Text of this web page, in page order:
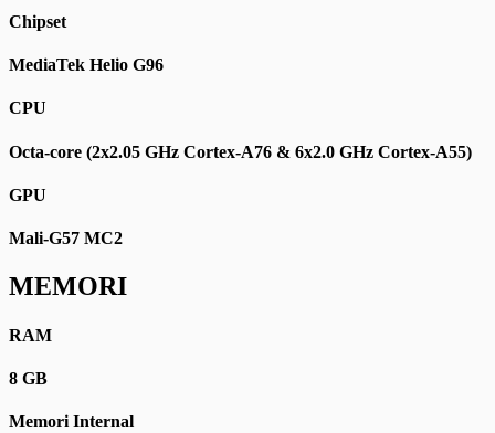
Chipset
MediaTek Helio G96
CPU
Octa-core (2x2.05 GHz Cortex-A76 & 6x2.0 GHz Cortex-A55)
GPU
Mali-G57 MC2
MEMORI
RAM
8 GB
Memori Internal